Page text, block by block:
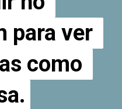
para ver
como
para ver
como